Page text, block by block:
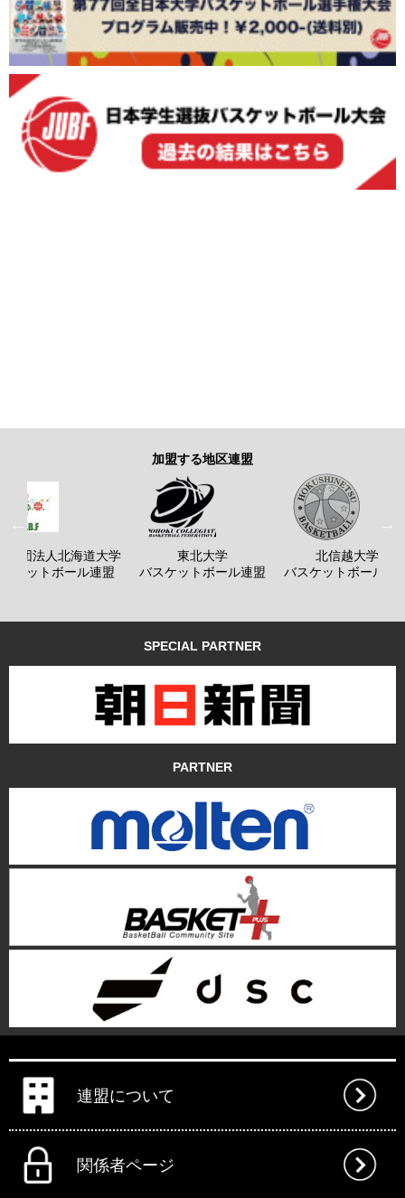
加盟する地区連盟
社団法人北海道大学
ケットボール連盟
東北大学
バスケットボール連盟
北信越大学
バスケットボール連
SPECIAL PARTNER
PARTNER
連盟について
関係者ページ